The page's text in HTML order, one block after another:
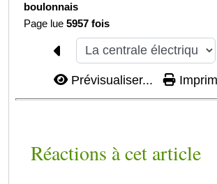
boulonnais
Page lue5957 fois
Prévisualiser...
Réactions à cet article